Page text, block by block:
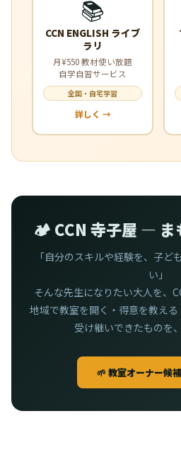
📚
CCN ENGLISH ライブ
ラリ
月¥550 教材使い放題
自学自習サービス
全国・自宅学習
詳しく →
🏕️ CCN 寺子屋 — ま
「自分のスキルや経験を、子ど
い」
そんな先生になりたい大人を、
地域で教室を開く・得意を教える
受け継いできたものを
🌱 教室オーナー候